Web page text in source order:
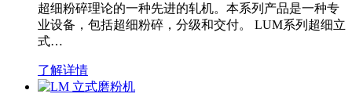
超细粉碎理论的一种先进的轧机。本系列产品是一种专
业设备，包括超细粉碎，分级和交付。 LUM系列超细立
式…
了解详情